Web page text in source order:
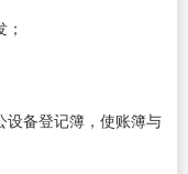
设备登记簿，使账簿与